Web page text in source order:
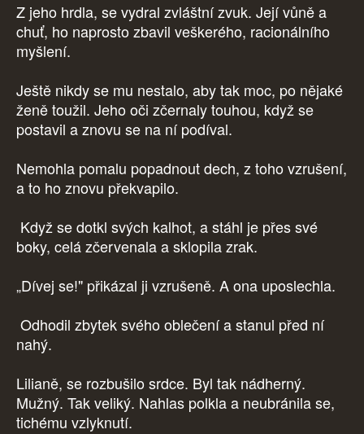
Z jeho hrdla, se vydral zvláštní zvuk. Její vůně a
chuť, ho naprosto zbavil veškerého, racionálního
myšlení.
Ještě nikdy se mu nestalo, aby tak moc, po nějaké
ženě toužil. Jeho oči zčernaly touhou, když se
postavil a znovu se na ní podíval.
Nemohla pomalu popadnout dech, z toho vzrušení,
a to ho znovu překvapilo.
Když se dotkl svých kalhot, a stáhl je přes své
boky, celá zčervenala a sklopila zrak.
„Dívej se!" přikázal ji vzrušeně. A ona uposlechla.
Odhodil zbytek svého oblečení a stanul před ní
nahý.
Lilianě, se rozbušilo srdce. Byl tak nádherný.
Mužný. Tak veliký. Nahlas polkla a neubránila se,
tichému vzlyknutí.